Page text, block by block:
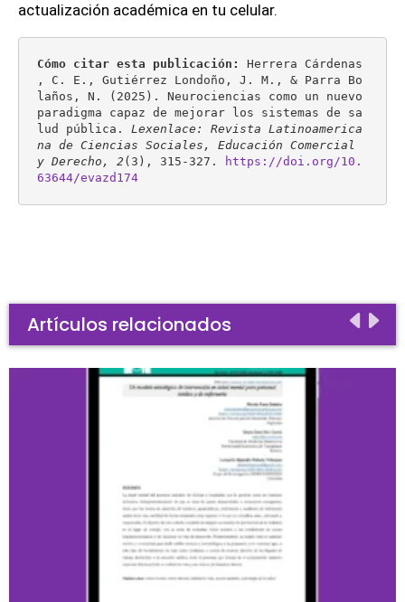
actualización académica en tu celular.
Cómo citar esta publicación: Herrera Cárdenas
, C. E., Gutiérrez Londoño, J. M., & Parra Bo
laños, N. (2025). Neurociencias como un nuevo
paradigma capaz de mejorar los sistemas de sa
lud pública. Lexenlace: Revista Latinoamerica
na de Ciencias Sociales, Educación Comercial
y Derecho, 2 (3), 315-327.
https://doi.org/10.
63644/evazd174
Artículos relacionados